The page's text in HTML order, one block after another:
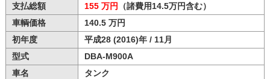
支払総額 155 万円 （諸費用14.5万円含む）
車輌価格
140.5 万円
初年度
平成28 (2016)年 / 11月
型式
DBA-M900A
車名
タンク